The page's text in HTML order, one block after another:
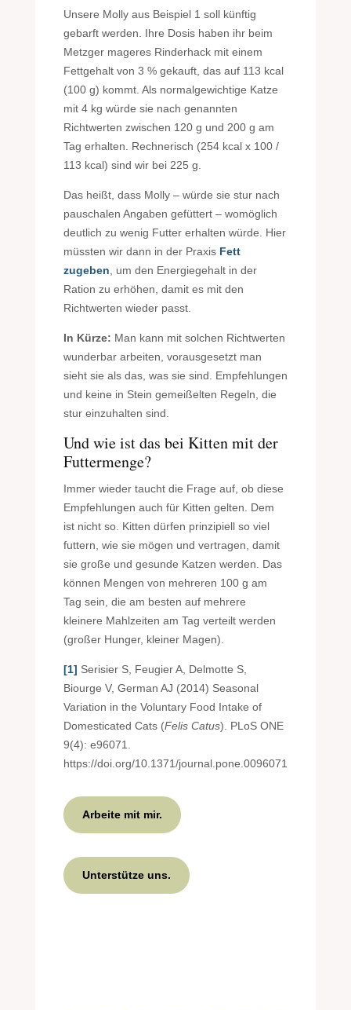
Unsere Molly aus Beispiel 1 soll künftig
gebarft werden. Ihre Dosis haben ihr beim
Metzger mageres Rinderhack mit einem
Fettgehalt von 3 % gekauft, das auf 113 kcal
(100 g) kommt. Als normalgewichtige Katze
mit 4 kg würde sie nach genannten
Richtwerten zwischen 120 g und 200 g am
Tag erhalten. Rechnerisch (254 kcal x 100 /
113 kcal) sind wir bei 225 g.
Das heißt, dass Molly – würde sie stur nach
pauschalen Angaben gefüttert – womöglich
deutlich zu wenig Futter erhalten würde. Hier
müssten wir dann in der Praxis Fett
zugeben , um den Energiegehalt in der
Ration zu erhöhen, damit es mit den
Richtwerten wieder passt.
In Kürze: Man kann mit solchen Richtwerten
wunderbar arbeiten, vorausgesetzt man
sieht sie als das, was sie sind. Empfehlungen
und keine in Stein gemeißelten Regeln, die
stur einzuhalten sind.
Und wie ist das bei Kitten mit der
Futtermenge?
Immer wieder taucht die Frage auf, ob diese
Empfehlungen auch für Kitten gelten. Dem
ist nicht so. Kitten dürfen prinzipiell so viel
futtern, wie sie mögen und vertragen, damit
sie große und gesunde Katzen werden. Das
können Mengen von mehreren 100 g am
Tag sein, die am besten auf mehrere
kleinere Mahlzeiten am Tag verteilt werden
(großer Hunger, kleiner Magen).
[1] Serisier S, Feugier A, Delmotte S,
Biourge V, German AJ (2014) Seasonal
Variation in the Voluntary Food Intake of
Domesticated Cats (Felis Catus). PLoS ONE
9(4): e96071.
https://doi.org/10.1371/journal.pone.0096071
Arbeite mit mir.
Unterstütze uns.